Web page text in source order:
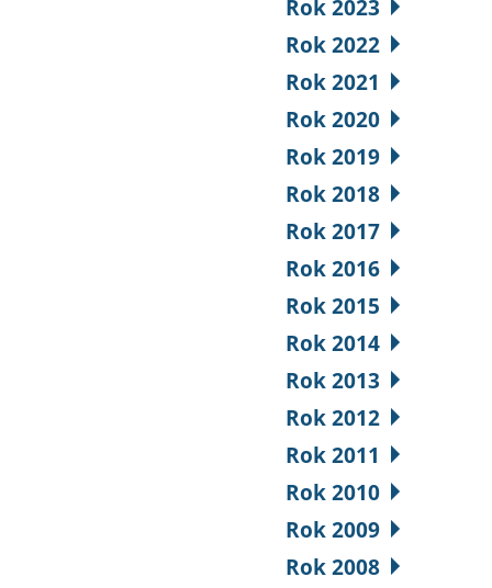
Rok 2023
Rok 2022
Rok 2021
Rok 2020
Rok 2019
Rok 2018
Rok 2017
Rok 2016
Rok 2015
Rok 2014
Rok 2013
Rok 2012
Rok 2011
Rok 2010
Rok 2009
Rok 2008